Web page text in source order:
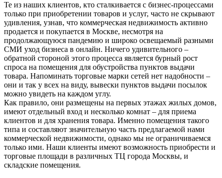
Те из наших клиентов, кто сталкивается с бизнес-процессами
только при приобретении товаров и услуг, часто не скрывают
удивления, узнав, что коммерческая недвижимость активно
продается и покупается в Москве, несмотря на
продолжающуюся пандемию и широко освещаемый разными
СМИ уход бизнеса в онлайн. Ничего удивительного –
обратной стороной этого процесса является бурный рост
спроса на помещения для обустройства пунктов выдачи
товара. Напоминать торговые марки сетей нет надобности –
они и так у всех на виду, вывески пунктов выдачи посылок
можно увидеть на каждом углу.
Как правило, они размещены на первых этажах жилых домов,
имеют отдельный вход и несколько комнат – для приема
клиентов и для хранения товара. Именно помещения такого
типа и составляют значительную часть предлагаемой нами
коммерческой недвижимости, однако мы не ограничиваемся
только ими. Наши клиенты имеют возможность приобрести и
торговые площади в различных ТЦ города Москвы, и
складские помещения.